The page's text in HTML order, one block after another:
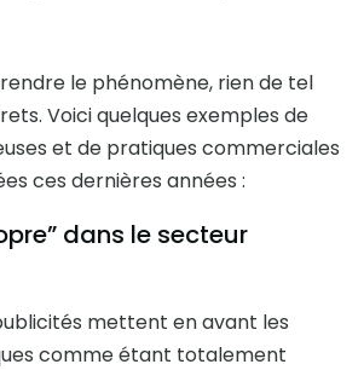
le phénomène, rien de tel
Voici quelques exemples de
et de pratiques commerciales
ces dernières années :
dans le secteur
mettent en avant les
comme étant totalement